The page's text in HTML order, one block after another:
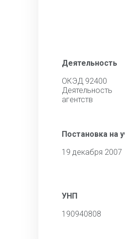
Деятельность
ОКЭД 92400
агентств
Постановка на
19 декабря 2007
УНП
190940808